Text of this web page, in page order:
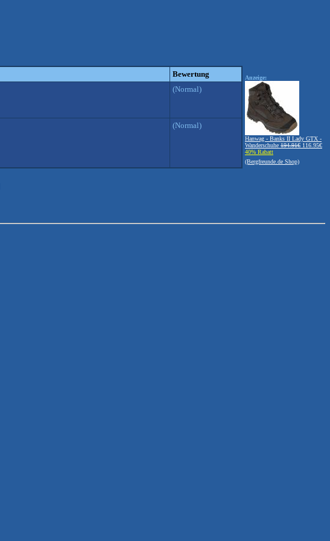
Bewertung
(Normal)
(Normal)
Anzeige:
Hanwag - Banks II Lady GTX -
Wanderschuhe 194.91€ 116.95€
40% Rabatt
(Bergfreunde.de Shop)